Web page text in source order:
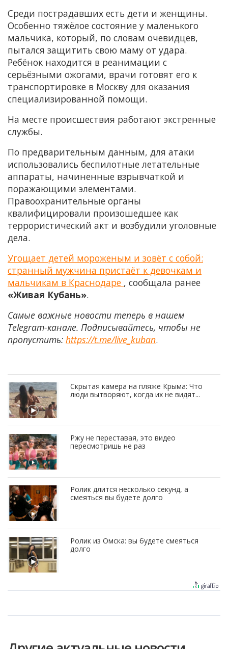
Среди пострадавших есть дети и женщины.
Особенно тяжёлое состояние у маленького
мальчика, который, по словам очевидцев,
пытался защитить свою маму от удара.
Ребёнок находится в реанимации с
серьёзными ожогами, врачи готовят его к
транспортировке в Москву для оказания
специализированной помощи.
На месте происшествия работают экстренные
службы.
По предварительным данным, для атаки
использовались беспилотные летательные
аппараты, начиненные взрывчаткой и
поражающими элементами.
Правоохранительные органы
квалифицировали произошедшее как
террористический акт и возбудили уголовные
дела.
Угощает детей мороженым и зовёт с собой:
странный мужчина пристаёт к девочкам и
мальчикам в Краснодаре , сообщала ранее
«Живая Кубань».
Самые важные новости теперь в нашем
Telegram-канале. Подписывайтесь, чтобы не
пропустить: https://t.me/live_kuban.
Скрытая камера на пляже Крыма: Что
люди вытворяют, когда их не видят...
Ржу не переставая, это видео
пересмотришь не раз
Ролик длится несколько секунд, а
смеяться вы будете долго
Ролик из Омска: вы будете смеяться
долго